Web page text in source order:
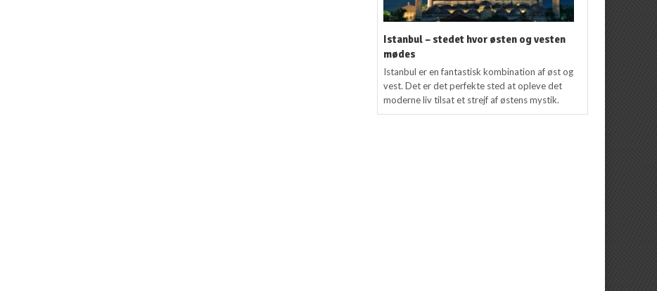
Istanbul – stedet hvor østen og vesten
mødes
Istanbul er en fantastisk kombination af øst og
vest. Det er det perfekte sted at opleve det
moderne liv tilsat et strejf af østens mystik.